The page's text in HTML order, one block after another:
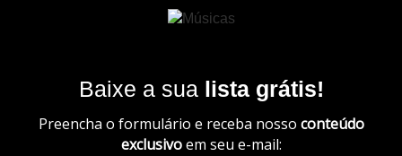
Baixe a sua lista grátis!
Preencha o formulário e receba nosso conteúdo
exclusivoem seu e-mail: